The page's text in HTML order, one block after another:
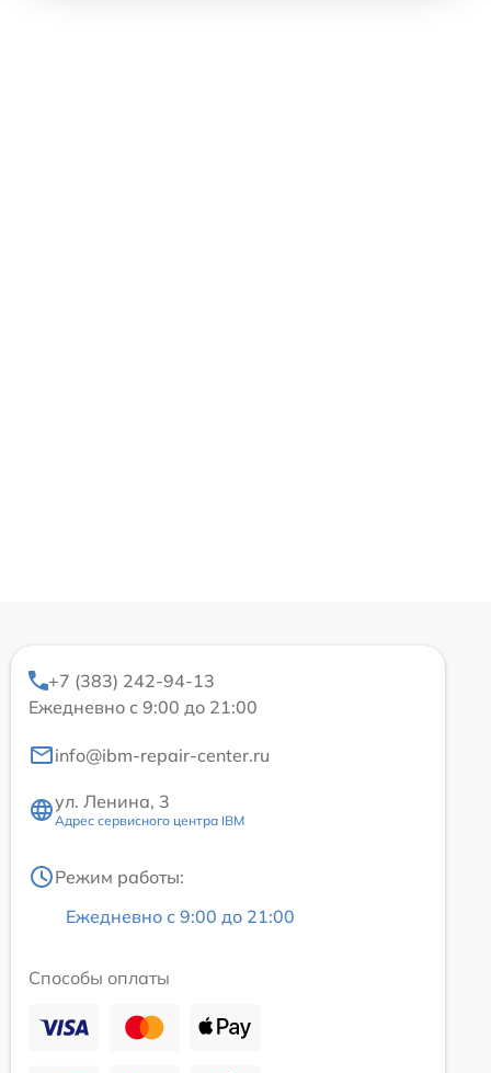
+7 (383) 242-94-13
Ежедневно с 9:00 до 21:00
info@ibm-repair-center.ru
ул. Ленина, 3
Адрес сервисного центра IBM
Режим работы:
Ежедневно с 9:00 до 21:00
Способы оплаты